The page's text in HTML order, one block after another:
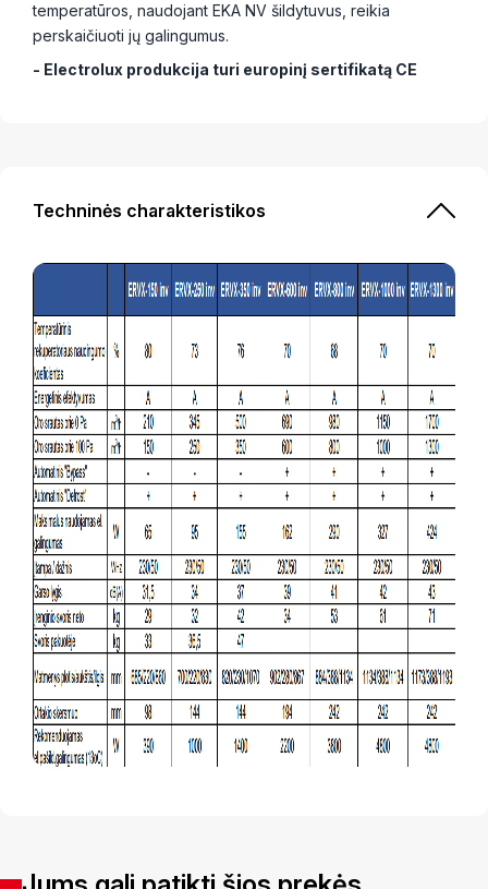
temperatūros, naudojant EKA NV šildytuvus, reikia
perskaičiuoti jų galingumus.
- Electrolux produkcija turi europinį sertifikatą CE
Techninės charakteristikos